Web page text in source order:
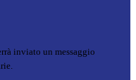
inviato un messaggio